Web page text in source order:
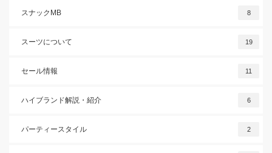
スナックMB 8
スーツについて 19
セール情報 11
ハイブランド解説・紹介 6
パーティースタイル 2